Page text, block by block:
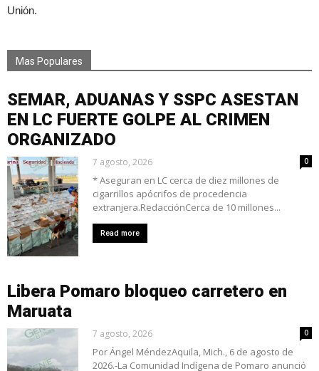
Unión.
Mas Populares
SEMAR, ADUANAS Y SSPC ASESTAN
EN LC FUERTE GOLPE AL CRIMEN
ORGANIZADO
7 agosto, 2026 0
* Aseguran en LC cerca de diez millones de
cigarrillos apócrifos de procedencia
extranjera.RedacciónCerca de 10 millones...
Read more
Libera Pomaro bloqueo carretero en
Maruata
7 agosto, 2026 0
Por Ángel MéndezAquila, Mich., 6 de agosto de
2026.-La Comunidad Indígena de Pomaro anunció